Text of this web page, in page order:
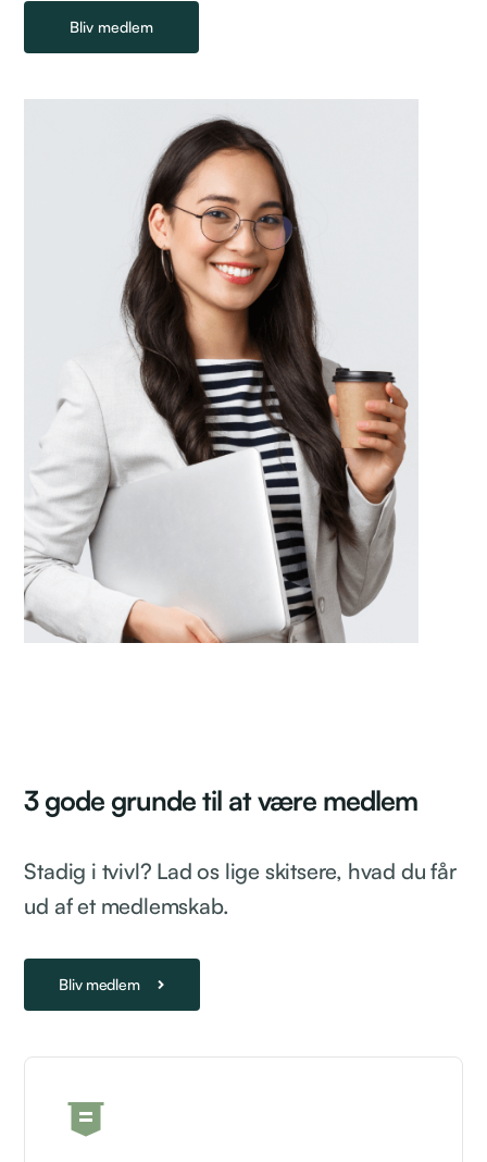
Bliv medlem
3 gode grunde til at være medlem
Stadig i tvivl? Lad os lige skitsere, hvad du får
ud af et medlemskab.
Bliv medlem